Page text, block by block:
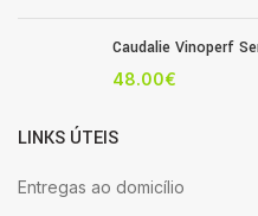
Caudalie Vinoperf
48.00€
LINKS ÚTEIS
Entregas ao domicílio